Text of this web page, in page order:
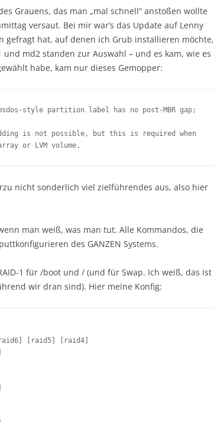
Grauens, das man „mal schnell“ anstoßen wollte
versaut. Bei mir war’s das Update auf Lenny
gefragt hat, auf denen ich Grub installieren möchte,
md2 standen zur Auswahl – und es kam, wie es
habe, kam nur dieses Gemopper:
style partition label has no post-MBR gap;
is not possible, but this is required when
or LVM volume.
nicht sonderlich viel zielführendes aus, also hier
man weiß, was man tut. Alle Kommandos, die
des GANZEN Systems.
1 für /boot und / (und für Swap. Ich weiß, das ist
wir dran sind). Hier meine Konfig:
[raid5] [raid4]